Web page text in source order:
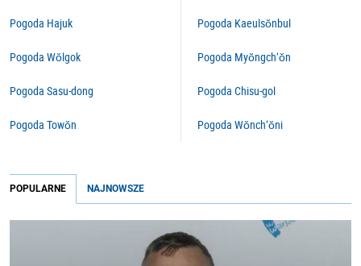
Pogoda Hajuk
Pogoda Wŏlgok
Pogoda Sasu-dong
Pogoda Towŏn
Pogoda Kaeulsŏnbul
Pogoda Myŏngch’ŏn
Pogoda Chisu-gol
Pogoda Wŏnch’ŏni
POPULARNE NAJNOWSZE